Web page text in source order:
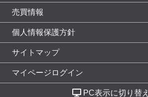
売買情報
個人情報保護方針
サイトマップ
マイページログイン
PC表示に切り替え